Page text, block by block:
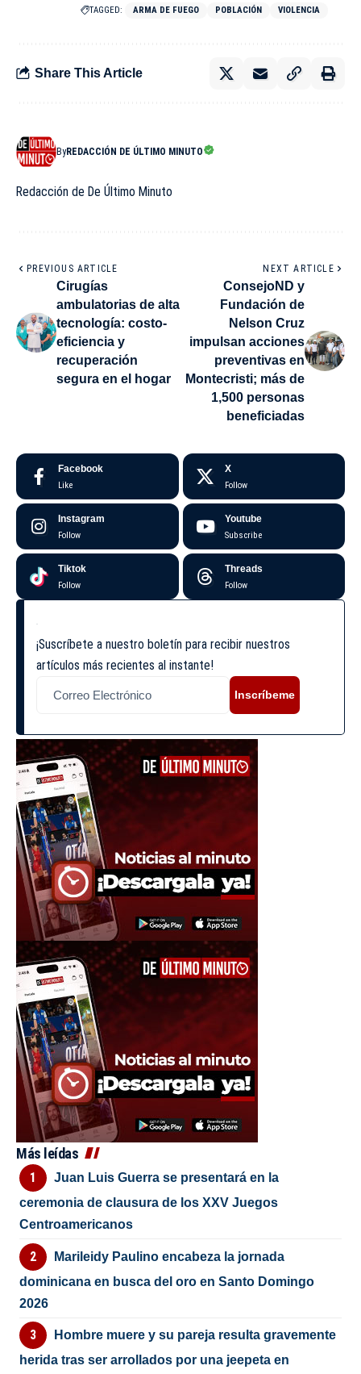
TAGGED: ARMA DE FUEGO POBLACIÓN VIOLENCIA
Share This Article
ByREDACCIÓN DE ÚLTIMO MINUTO
Redacción de De Último Minuto
PREVIOUS ARTICLE
Cirugías
ambulatorias de alta
tecnología: costo-
eficiencia y
recuperación
segura en el hogar
NEXT ARTICLE
ConsejoND y
Fundación de
Nelson Cruz
impulsan acciones
preventivas en
Montecristi; más de
1,500 personas
beneficiadas
Facebook
Like
X
Follow
Instagram
Follow
Youtube
Subscribe
Tiktok
Follow
Threads
Follow
¡Suscríbete a nuestro boletín para recibir nuestros
artículos más recientes al instante!
Inscríbeme
Más leídas
Juan Luis Guerra se presentará en la
ceremonia de clausura de los XXV Juegos
Centroamericanos
Marileidy Paulino encabeza la jornada
dominicana en busca del oro en Santo Domingo
2026
Hombre muere y su pareja resulta gravemente
herida tras ser arrollados por una jeepeta en